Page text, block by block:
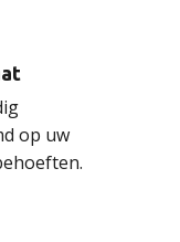
op uw